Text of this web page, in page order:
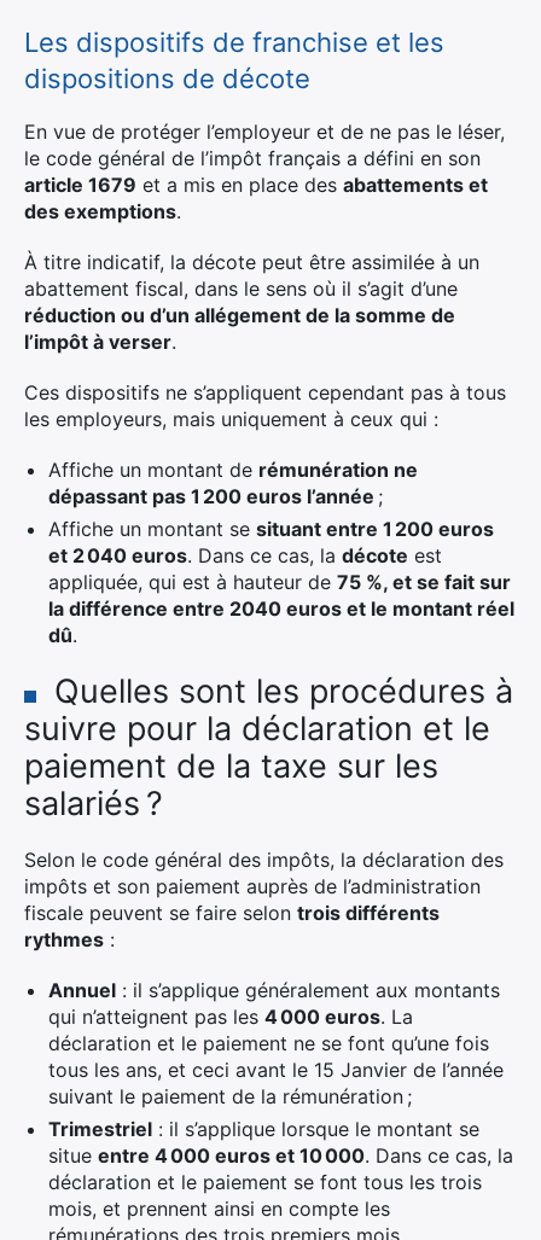
Les dispositifs de franchise et les
dispositions de décote
En vue de protéger l’employeur et de ne pas le léser,
le code général de l’impôt français a défini en son
article 1679 et a mis en place des abattements et
des exemptions.
À titre indicatif, la décote peut être assimilée à un
abattement fiscal, dans le sens où il s’agit d’une
réduction ou d’un allégement de la somme de
l’impôt à verser.
Ces dispositifs ne s’appliquent cependant pas à tous
les employeurs, mais uniquement à ceux qui :
Affiche un montant de rémunération ne
dépassant pas 1 200 euros l’année ;
Affiche un montant se situant entre 1 200 euros
et 2 040 euros. Dans ce cas, la décote est
appliquée, qui est à hauteur de 75 %, et se fait sur
la différence entre 2040 euros et le montant réel
dû.
Quelles sont les procédures à
suivre pour la déclaration et le
paiement de la taxe sur les
salariés ?
Selon le code général des impôts, la déclaration des
impôts et son paiement auprès de l’administration
fiscale peuvent se faire selon trois différents
rythmes :
Annuel : il s’applique généralement aux montants
qui n’atteignent pas les 4 000 euros. La
déclaration et le paiement ne se font qu’une fois
tous les ans, et ceci avant le 15 Janvier de l’année
suivant le paiement de la rémunération ;
Trimestriel : il s’applique lorsque le montant se
situe entre 4 000 euros et 10 000. Dans ce cas, la
déclaration et le paiement se font tous les trois
mois, et prennent ainsi en compte les
rémunérations des trois premiers mois.